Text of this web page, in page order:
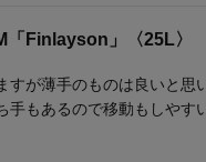
Finlayson」〈25L〉
が薄手のものは良いと思
手もあるので移動もしやす